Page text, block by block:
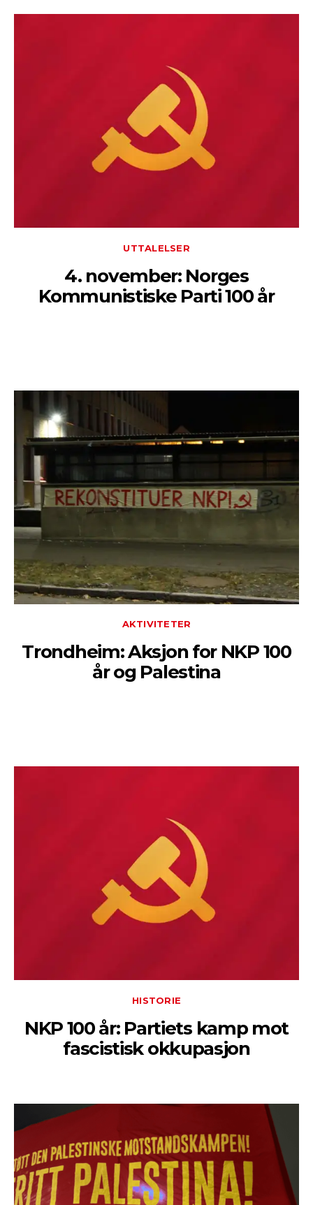
UTTALELSER
4. november: Norges
Kommunistiske Parti 100 år
AKTIVITETER
Trondheim: Aksjon for NKP 100
år og Palestina
HISTORIE
NKP 100 år: Partiets kamp mot
fascistisk okkupasjon